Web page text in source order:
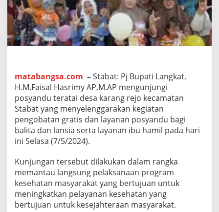
u
p
a
t
i
L
g
k
a
t
:
P
e
m
e
i
n
t
a
h
P
matabangsa.com –Stabat: Pj Bupati Langkat,
H.M.Faisal Hasrimy AP,M.AP mengunjungi
posyandu teratai desa karang rejo kecamatan
Stabat yang menyelenggarakan kegiatan
pengobatan gratis dan layanan posyandu bagi
balita dan lansia serta layanan ibu hamil pada hari
ini Selasa (7/5/2024).
Kunjungan tersebut dilakukan dalam rangka
memantau langsung pelaksanaan program
kesehatan masyarakat yang bertujuan untuk
meningkatkan pelayanan kesehatan yang
bertujuan untuk kesejahteraan masyarakat.